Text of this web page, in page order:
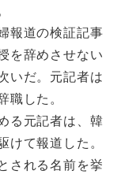
報道の検証記事
を辞めさせない
いだ。元記者は
した。
る元記者は、韓
て報道した。
される名前を挙